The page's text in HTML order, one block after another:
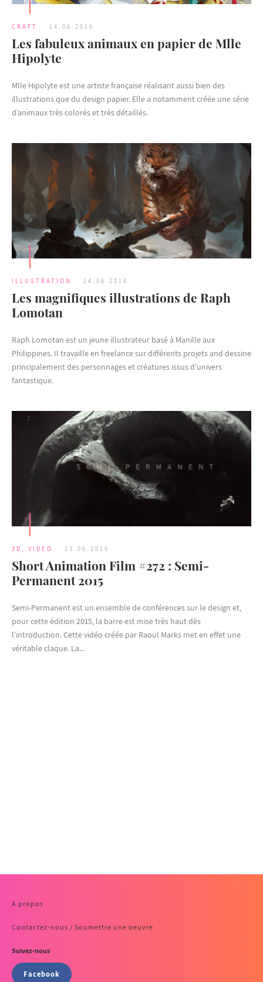
CRAFT 14.06.2016
Les fabuleux animaux en papier de Mlle
Hipolyte
Mlle Hipolyte est une artiste française réalisant aussi bien des
illustrations que du design papier. Elle a notamment créée une série
d’animaux très colorés et très détaillés.
ILLUSTRATION 14.06.2016
Les magnifiques illustrations de Raph
Lomotan
Raph Lomotan est un jeune illustrateur basé à Manille aux
Philippines. Il travaille en freelance sur différents projets and dessine
principalement des personnages et créatures issus d’univers
fantastique.
3D VIDEO 13.06.2016
Short Animation Film #272 : Semi-
Permanent 2015
Semi-Permanent est un ensemble de conférences sur le design et,
pour cette édition 2015, la barre est mise très haut dès
l’introduction. Cette vidéo créée par Raoul Marks met en effet une
véritable claque. La...
A propos
Contactez-nous / Soumettre une oeuvre
Suivez-nous
Facebook